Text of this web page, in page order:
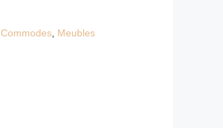
Commodes, Meubles